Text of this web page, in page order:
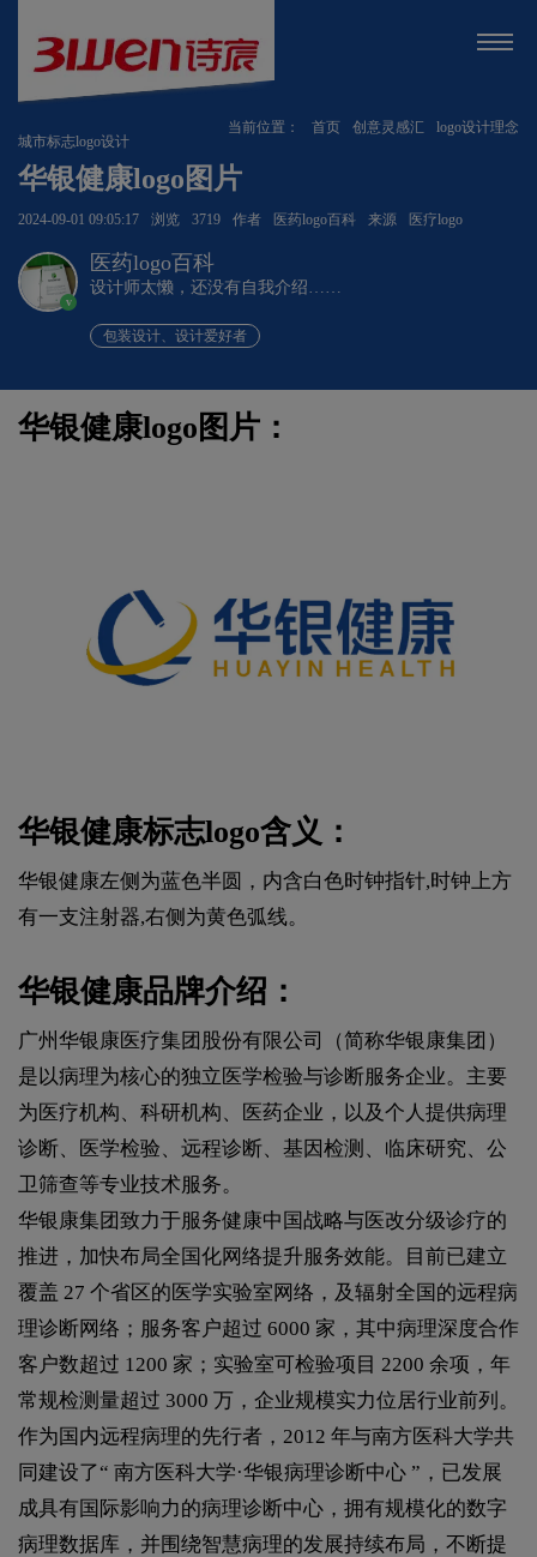
当前位置： 首页 创意灵感汇
logo设计理念
城市标志logo设计
华银健康logo图片
2024-09-01 09:05:17 浏览 3719 作者 医药logo百科 来源 医疗logo
v
医药logo百科
设计师太懒，还没有自我介绍……
包装设计、设计爱好者
华银健康logo图片：
华银健康标志logo含义：
华银健康左侧为蓝色半圆，内含白色时钟指针,时钟上方
有一支注射器,右侧为黄色弧线。
华银健康品牌介绍：
广州华银康医疗集团股份有限公司（简称华银康集团）
是以病理为核心的独立医学检验与诊断服务企业。主要
为医疗机构、科研机构、医药企业，以及个人提供病理
诊断、医学检验、远程诊断、基因检测、临床研究、公
卫筛查等专业技术服务。
华银康集团致力于服务健康中国战略与医改分级诊疗的
推进，加快布局全国化网络提升服务效能。目前已建立
覆盖 27 个省区的医学实验室网络，及辐射全国的远程病
理诊断网络；服务客户超过 6000 家，其中病理深度合作
客户数超过 1200 家；实验室可检验项目 2200 余项，年
常规检测量超过 3000 万，企业规模实力位居行业前列。
作为国内远程病理的先行者，2012 年与南方医科大学共
同建设了“ 南方医科大学·华银病理诊断中心 ”，已发展
成具有国际影响力的病理诊断中心，拥有规模化的数字
病理数据库，并围绕智慧病理的发展持续布局，不断提